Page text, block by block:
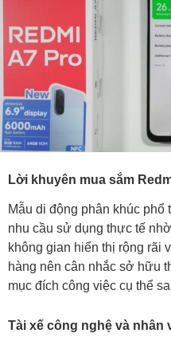
Lời khuyên mua sắm
Mẫu di động phân khúc
nhu cầu sử dụng thực tế
không gian hiển thị rộng rãi
hàng nên cân nhắc sở hữu
mục đích công việc cụ thể
Tài xế công nghệ và nhân